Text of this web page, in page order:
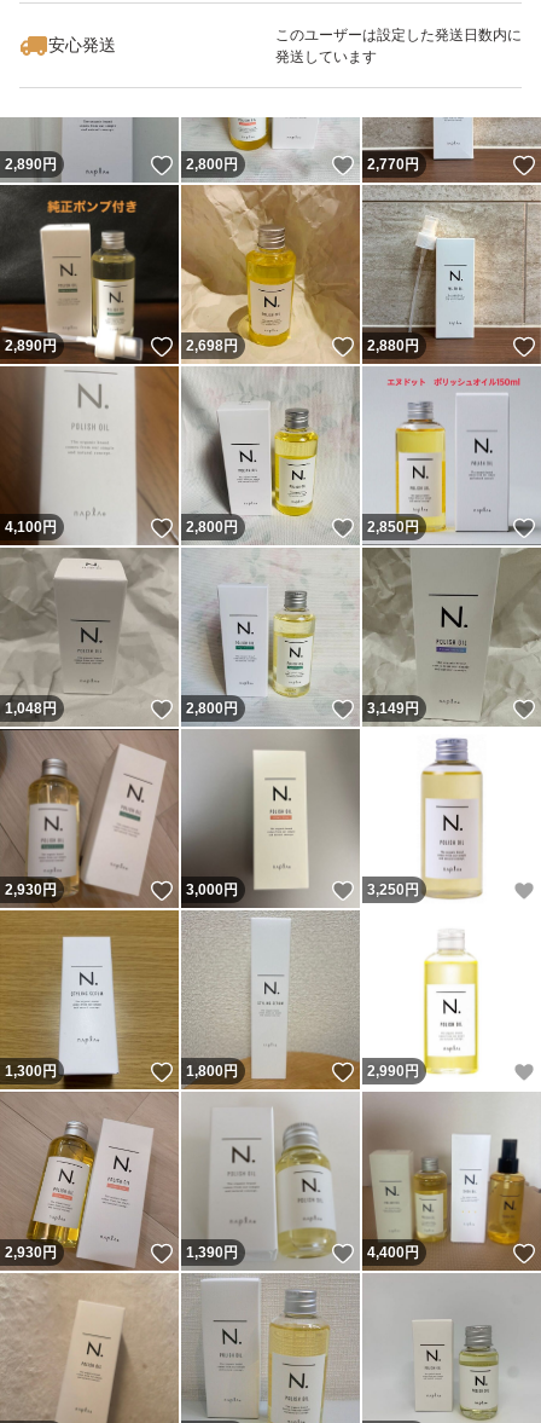
安心発送
このユーザーは設定した発送日数内に
発送しています
2,890円 いいね！
2,800円 いいね！
2,770円
2,890円 いいね！
2,698円 いいね！
2,880円
4,100円 いいね！
2,800円 いいね！
2,850円
1,048円 いいね！
2,800円 いいね！
3,149円
2,930円 いいね！
3,000円 いいね！
3,250 円
1,300円 いいね！
1,800円 いいね！
2,990 円
2,930円 いいね！
1,390円 いいね！
4,400円